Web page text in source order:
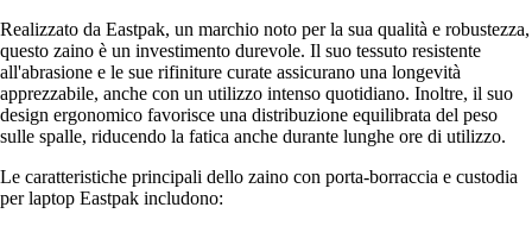
Realizzato da Eastpak, un marchio noto per la sua qualità e robustezza,
questo zaino è un investimento durevole. Il suo tessuto resistente
all'abrasione e le sue rifiniture curate assicurano una longevità
apprezzabile, anche con un utilizzo intenso quotidiano. Inoltre, il suo
design ergonomico favorisce una distribuzione equilibrata del peso
sulle spalle, riducendo la fatica anche durante lunghe ore di utilizzo.
Le caratteristiche principali dello zaino con porta-borraccia e custodia
per laptop Eastpak includono: